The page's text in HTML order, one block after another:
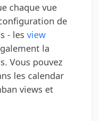
chaque vue
de
- les view
la
Vous pouvez
les calendar
views et